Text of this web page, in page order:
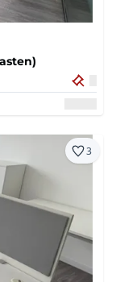
3